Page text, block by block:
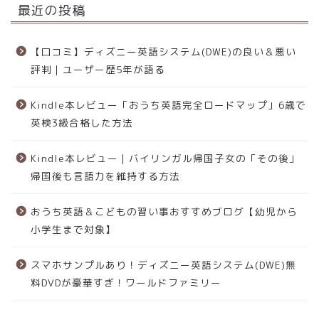
最近の投稿
【口コミ】ディズニー英語システム(DWE)の良い＆悪い
評判｜ユーザー歴5年が語る
Kindle本レビュー「おうち英語完全ロードマップ」6歳で
英検3級合格した方法
Kindle本レビュー｜バイリンガル帰国子女の「その後」
帰国後も言語力を維持する方法
おうち英語＆こどもの習い事おすすめブログ【幼児から
小学生まで対象】
スマホサンプルあり！ディズニー英語システム(DWE)無
料DVDが豪華すぎ！ワールドファミリー